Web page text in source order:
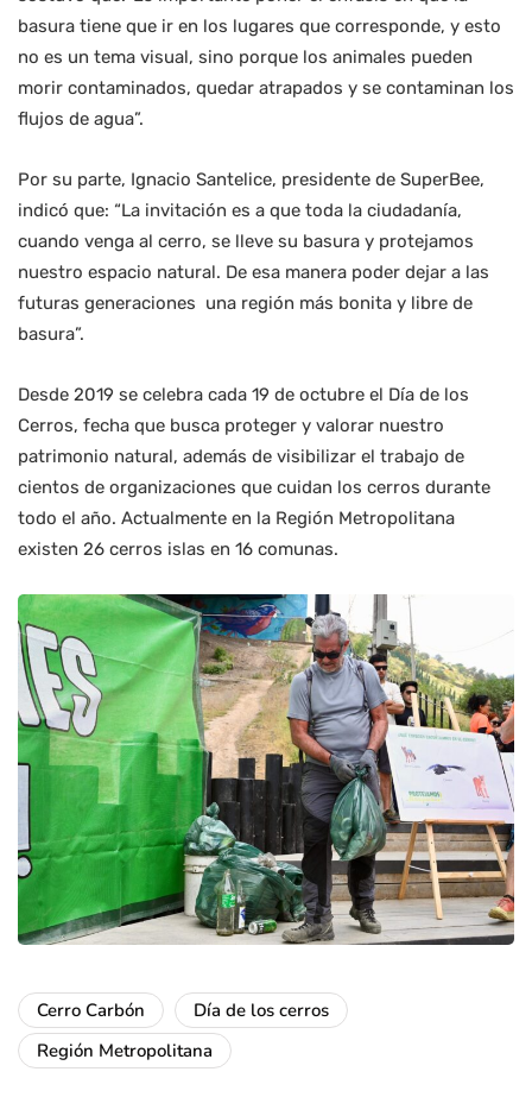
basura tiene que ir en los lugares que corresponde, y esto
no es un tema visual, sino porque los animales pueden
morir contaminados, quedar atrapados y se contaminan los
flujos de agua”.
Por su parte, Ignacio Santelice, presidente de SuperBee,
indicó que: “La invitación es a que toda la ciudadanía,
cuando venga al cerro, se lleve su basura y protejamos
nuestro espacio natural. De esa manera poder dejar a las
futuras generaciones una región más bonita y libre de
basura”.
Desde 2019 se celebra cada 19 de octubre el Día de los
Cerros, fecha que busca proteger y valorar nuestro
patrimonio natural, además de visibilizar el trabajo de
cientos de organizaciones que cuidan los cerros durante
todo el año. Actualmente en la Región Metropolitana
existen 26 cerros islas en 16 comunas.
Cerro Carbón
Día de los cerros
Región Metropolitana